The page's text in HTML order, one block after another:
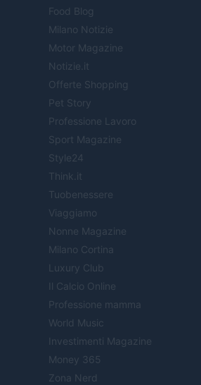
Food Blog
Milano Notizie
Motor Magazine
Notizie.it
Offerte Shopping
Pet Story
Professione Lavoro
Sport Magazine
Style24
Think.it
Tuobenessere
Viaggiamo
Nonne Magazine
Milano Cortina
Luxury Club
Il Calcio Online
Professione mamma
World Music
Investimenti Magazine
Money 365
Zona Nerd